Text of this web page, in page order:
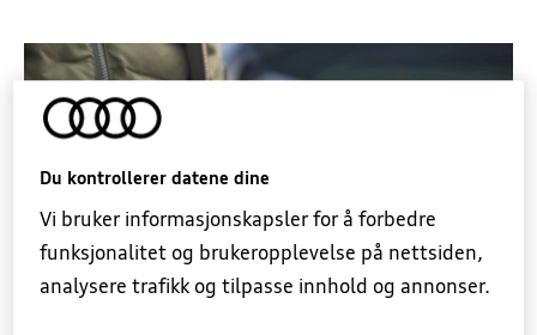
Nøkkeldropp
Hjemmelader
Du kontrollerer datene dine
Vi bruker informasjonskapsler for å forbedre
funksjonalitet og brukeropplevelse på nettsiden,
analysere trafikk og tilpasse innhold og annonser.